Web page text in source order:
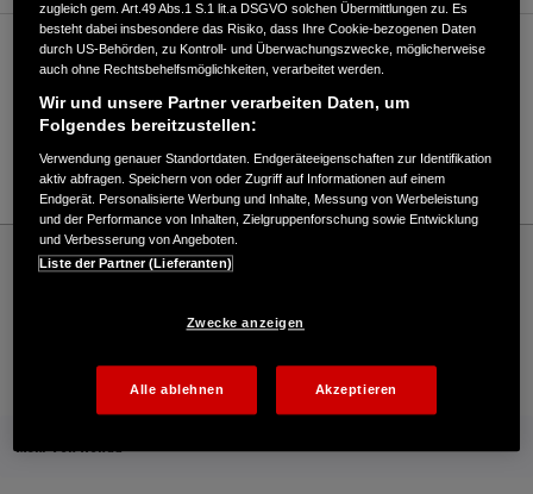
Verkauf / Kundendienst
038294/14534
E-Mail
Honda
Industrie
P. Steinke Anlagentechnik - Industrie – Honda - HONDA Deutschland Offizielle
Mehr von Honda
zugleich gem. Art.49 Abs.1 S.1 lit.a DSGVO solchen Übermittlungen zu. Es
besteht dabei insbesondere das Risiko, dass Ihre Cookie-bezogenen Daten
durch US-Behörden, zu Kontroll- und Überwachungszwecke, möglicherweise
auch ohne Rechtsbehelfsmöglichkeiten, verarbeitet werden.
Wir und unsere Partner verarbeiten Daten, um
Folgendes bereitzustellen:
Verwendung genauer Standortdaten. Endgeräteeigenschaften zur Identifikation
aktiv abfragen. Speichern von oder Zugriff auf Informationen auf einem
Endgerät. Personalisierte Werbung und Inhalte, Messung von Werbeleistung
und der Performance von Inhalten, Zielgruppenforschung sowie Entwicklung
und Verbesserung von Angeboten.
Liste der Partner (Lieferanten)
Zwecke anzeigen
Alle ablehnen Akzeptieren